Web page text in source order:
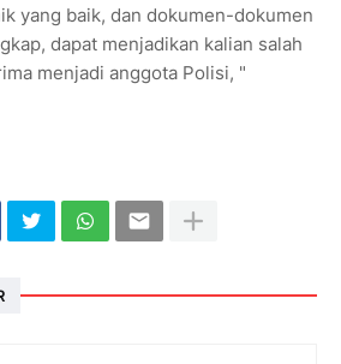
yang baik, dan dokumen-dokumen
dapat menjadikan kalian salah
menjadi anggota Polisi, "